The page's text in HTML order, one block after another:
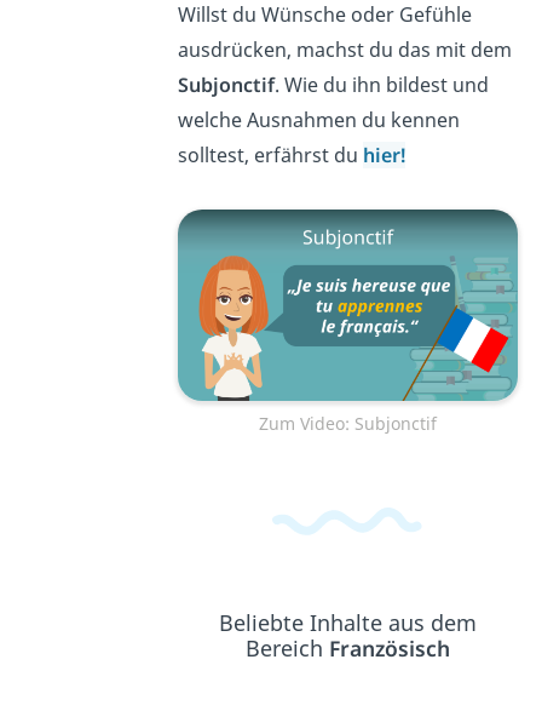
Willst du Wünsche oder Gefühle
ausdrücken, machst du das mit dem
Subjonctif. Wie du ihn bildest und
welche Ausnahmen du kennen
solltest, erfährst du hier!
Zum Video: Subjonctif
Beliebte Inhalte aus dem
Bereich Französisch